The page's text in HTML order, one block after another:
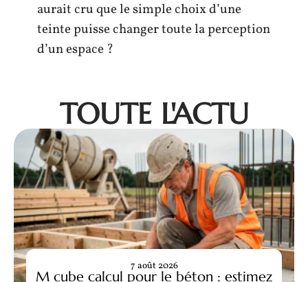
aurait cru que le simple choix d’une
teinte puisse changer toute la perception
d’un espace ?
TOUTE L'ACTU
M cube calcul pour le béton : estimez
7 août 2026